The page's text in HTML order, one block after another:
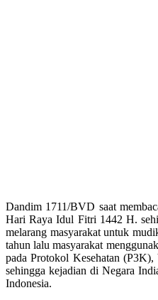
Dandim 1711/BVD saat
Hari Raya Idul Fitri 1442 H.
melarang masyarakat untuk
tahun lalu masyarakat
pada Protokol Kesehatan
sehingga kejadian di Negara
Indonesia.